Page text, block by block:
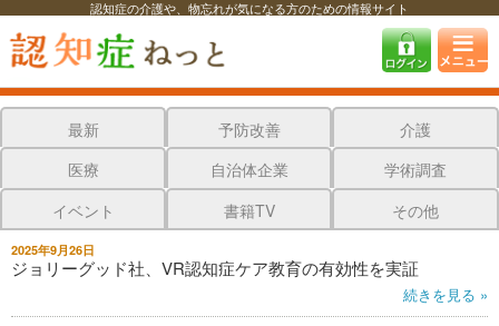
認知症の介護や、物忘れが気になる方のための情報サイト
認知症ねっと 認知症最新ニュース
認知症最新ニュース
最新 予防改善
介護
医療
自治体企業
学術調査
イベント
書籍TV その他
2025年9月26日
ジョリーグッド社、VR認知症ケア教育の有効性を実証
続きを見る »